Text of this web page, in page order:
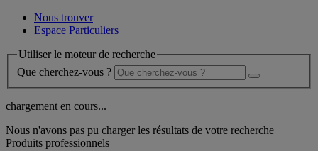
Nous trouver
Espace Particuliers
Utiliser le moteur de recherche
Que cherchez-vous ?
chargement en cours...
Nous n'avons pas pu charger les résultats de votre recherche
Produits professionnels